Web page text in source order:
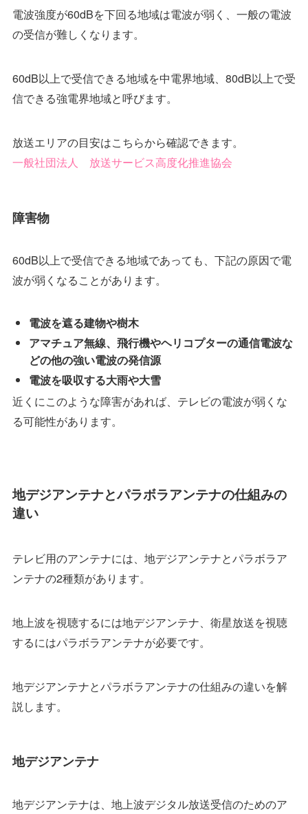
電波強度が60dBを下回る地域は電波が弱く、一般の電波
の受信が難しくなります。
60dB以上で受信できる地域を中電界地域、80dB以上で受
信できる強電界地域と呼びます。
放送エリアの目安はこちらから確認できます。
一般社団法人 放送サービス高度化推進協会
障害物
60dB以上で受信できる地域であっても、下記の原因で電
波が弱くなることがあります。
電波を遮る建物や樹木
アマチュア無線、飛行機やヘリコプターの通信電波な
どの他の強い電波の発信源
電波を吸収する大雨や大雪
近くにこのような障害があれば、テレビの電波が弱くな
る可能性があります。
地デジアンテナとパラボラアンテナの仕組みの
違い
テレビ用のアンテナには、地デジアンテナとパラボラア
ンテナの2種類があります。
地上波を視聴するには地デジアンテナ、衛星放送を視聴
するにはパラボラアンテナが必要です。
地デジアンテナとパラボラアンテナの仕組みの違いを解
説します。
地デジアンテナ
地デジアンテナは、地上波デジタル放送受信のためのア